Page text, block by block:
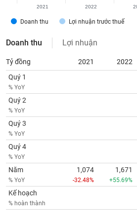
Doanh thu Lợi nhuận trước thuế
2021 2022
Doanh thu Lợi nhuận
Tỷ đồng 2021 2022
Quý 1
% YoY
Quý 2
% YoY
Quý 3
% YoY
Quý 4
% YoY
Năm
% YoY
1,074
-32.48%
1,671
+55.69%
Kế hoạch
% hoàn thành